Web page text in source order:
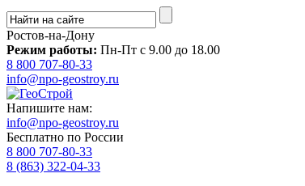
Ростов-на-Дону
Режим работы: Пн-Пт с 9.00 до 18.00
8 800 707-80-33
info@npo-geostroy.ru
Напишите нам:
info@npo-geostroy.ru
Бесплатно по России
8 800 707-80-33
8 (863) 322-04-33